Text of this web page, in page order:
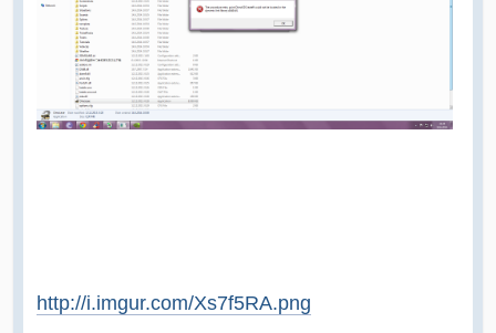
http://i.imgur.com/Xs7f5RA.png